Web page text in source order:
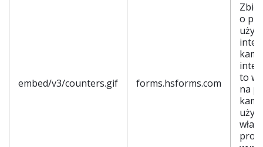
embed/v3/counters.gif forms.hsforms.com
o
to
na